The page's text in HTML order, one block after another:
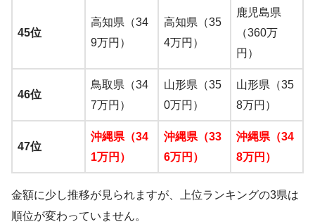
45位
高知県（34
9万円）
高知県（35
4万円）
鹿児島県
（360万
円）
46位
鳥取県（34
7万円）
山形県（35
0万円）
山形県（35
8万円）
47位
沖縄県（34
1万円）
沖縄県（33
6万円）
沖縄県（34
8万円）
金額に少し推移が見られますが、上位ランキングの3県は
順位が変わっていません。